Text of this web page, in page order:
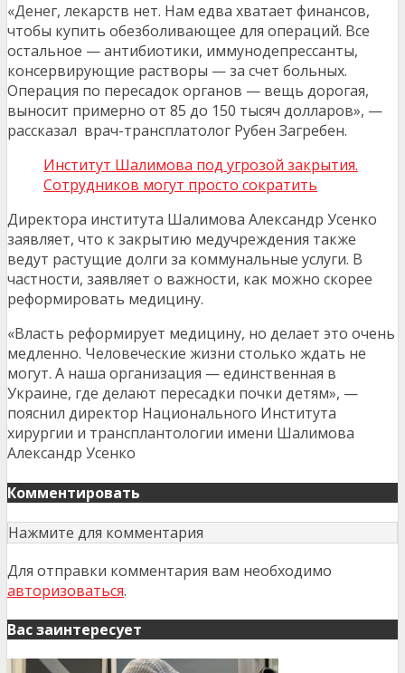
«Денег, лекарств нет. Нам едва хватает финансов,
чтобы купить обезболивающее для операций. Все
остальное — антибиотики, иммунодепрессанты,
консервирующие растворы — за счет больных.
Операция по пересадок органов — вещь дорогая,
выносит примерно от 85 до 150 тысяч долларов», —
рассказал врач-трансплатолог Рубен Загребен.
Институт Шалимова под угрозой закрытия.
Сотрудников могут просто сократить
Директора института Шалимова Александр Усенко
заявляет, что к закрытию медучреждения также
ведут растущие долги за коммунальные услуги. В
частности, заявляет о важности, как можно скорее
реформировать медицину.
«Власть реформирует медицину, но делает это очень
медленно. Человеческие жизни столько ждать не
могут. А наша организация — единственная в
Украине, где делают пересадки почки детям», —
пояснил директор Национального Института
хирургии и трансплантологии имени Шалимова
Александр Усенко
Комментировать
Нажмите для комментария
Для отправки комментария вам необходимо
авторизоваться.
Вас заинтересует